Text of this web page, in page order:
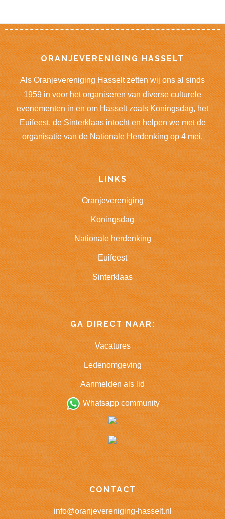
Footer
ORANJEVERENIGING HASSELT
Als Oranjevereniging Hasselt zetten wij ons al sinds
1959 in voor het organiseren van diverse culturele
evenementen in en om Hasselt zoals Koningsdag, het
Euifeest, de Sinterklaas intocht en helpen we met de
organisatie van de Nationale Herdenking op 4 mei.
LINKS
Oranjevereniging
Koningsdag
Nationale herdenking
Euifeest
Sinterklaas
GA DIRECT NAAR:
Vacatures
Ledenomgeving
Aanmelden als lid
Whatsapp community
CONTACT
info@oranjevereniging-hasselt.nl